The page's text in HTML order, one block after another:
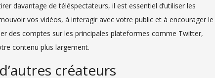
davantage de téléspectateurs, il est essentiel d’utiliser les
vos vidéos, à interagir avec votre public et à encourager le
des comptes sur les principales plateformes comme Twitter,
contenu plus largement.
créateurs